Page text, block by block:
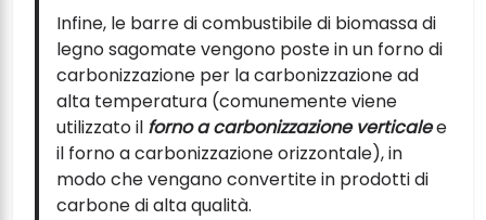
Infine, le barre di combustibile di biomassa di
legno sagomate vengono poste in un forno di
carbonizzazione per la carbonizzazione ad
alta temperatura (comunemente viene
utilizzato il forno a carbonizzazione verticalee
il forno a carbonizzazione orizzontale), in
modo che vengano convertite in prodotti di
carbone di alta qualità.